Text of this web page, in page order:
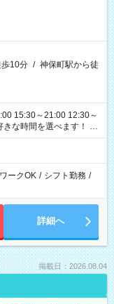
10分 / 神保町駅から徒
15:30～21:00 12:30～
ークOK / シフト勤務 /
詳細へ
掲載日：2026.08.04